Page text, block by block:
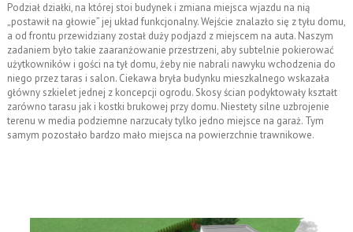
Podział działki, na której stoi budynek i zmiana miejsca wjazdu na nią
„postawił na głowie” jej układ funkcjonalny. Wejście znalazło się z tyłu domu,
a od frontu przewidziany został duży podjazd z miejscem na auta. Naszym
zadaniem było takie zaaranżowanie przestrzeni, aby subtelnie pokierować
użytkowników i gości na tył domu, żeby nie nabrali nawyku wchodzenia do
niego przez taras i salon. Ciekawa bryła budynku mieszkalnego wskazała
główny szkielet jednej z koncepcji ogrodu. Skosy ścian podyktowały kształt
zarówno tarasu jak i kostki brukowej przy domu. Niestety silne uzbrojenie
terenu w media podziemne narzucały tylko jedno miejsce na garaż. Tym
samym pozostało bardzo mało miejsca na powierzchnie trawnikowe.